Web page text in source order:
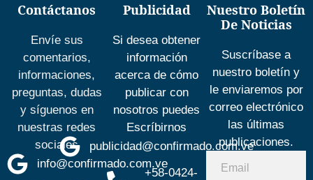
Contáctanos
Envíe sus
comentarios,
informaciones,
preguntas, dudas
y síguenos en
nuestras redes
sociales
info@confirmado.com.ve
Publicidad
Si desea obtener
información
acerca de cómo
publicar con
nosotros puedes
Escríbirnos
publicidad@confirmado.com.ve
+58-0424-
Nuestro Boletín
De Noticias
Suscríbase a
nuestro boletín y
le enviaremos por
correo electrónico
las últimas
publicaciones.